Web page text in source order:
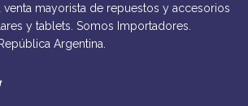
venta mayorista de repuestos y accesorios
y tablets. Somos Importadores.
Argentina.